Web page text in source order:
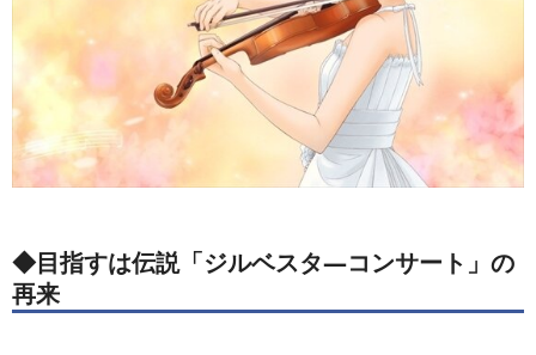
◆目指すは伝説「ジルベスタ―コンサート」の
再来